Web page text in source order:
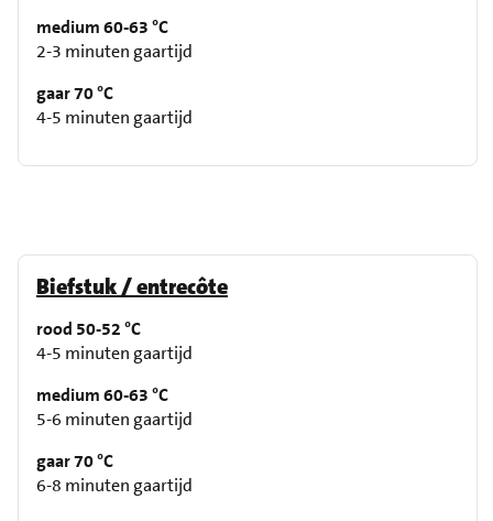
medium 60-63 °C
2-3 minuten gaartijd
gaar 70 °C
4-5 minuten gaartijd
Biefstuk / entrecôte
rood 50-52 °C
4-5 minuten gaartijd
medium 60-63 °C
5-6 minuten gaartijd
gaar 70 °C
6-8 minuten gaartijd